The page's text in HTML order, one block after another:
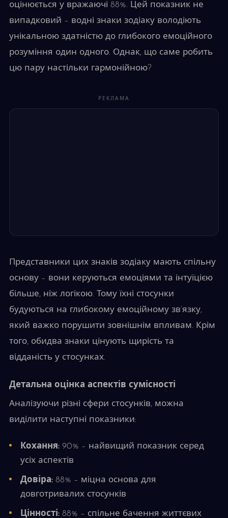
оцінюється у вражаючі 88%. Цей показник не
випадковий – водні знаки зодіаку володіють
унікальною здатністю до глибокого емоційного
розуміння один одного. Однак, що саме робить
цю пару настільки гармонійною?
РЕКЛАМА
Представники цих знаків зодіаку мають спільну
основу – вони керуються емоціями та інтуїцією
більше, ніж логікою. Тому їхні стосунки
будуються на глибокому емоційному зв’язку,
який важко порушити зовнішнім впливам. Крім
того, обидва знаки цінують щирість та
відданість у стосунках.
Детальна оцінка аспектів сумісності
Аналізуючи різні сфери стосунків, можна
виділити наступні показники:
Кохання:90% – найвищий показник серед
усіх аспектів
Довіра:88% – міцна основа для
довготривалих стосунків
Цінності:88% – спільне бачення життєвих